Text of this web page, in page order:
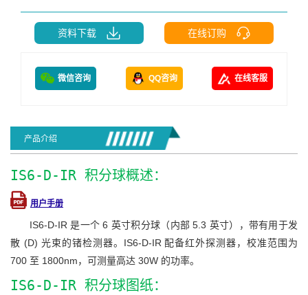
资料下载 在线订购
微信咨询 QQ咨询 在线客服
产品介绍
IS6-D-IR 积分球概述：
用户手册
IS6-D-IR 是一个 6 英寸积分球（内部 5.3 英寸），带有用于发
散 (D) 光束的锗检测器。IS6-D-IR 配备红外探测器，校准范围为
700 至 1800nm，可测量高达 30W 的功率。
IS6-D-IR 积分球图纸：